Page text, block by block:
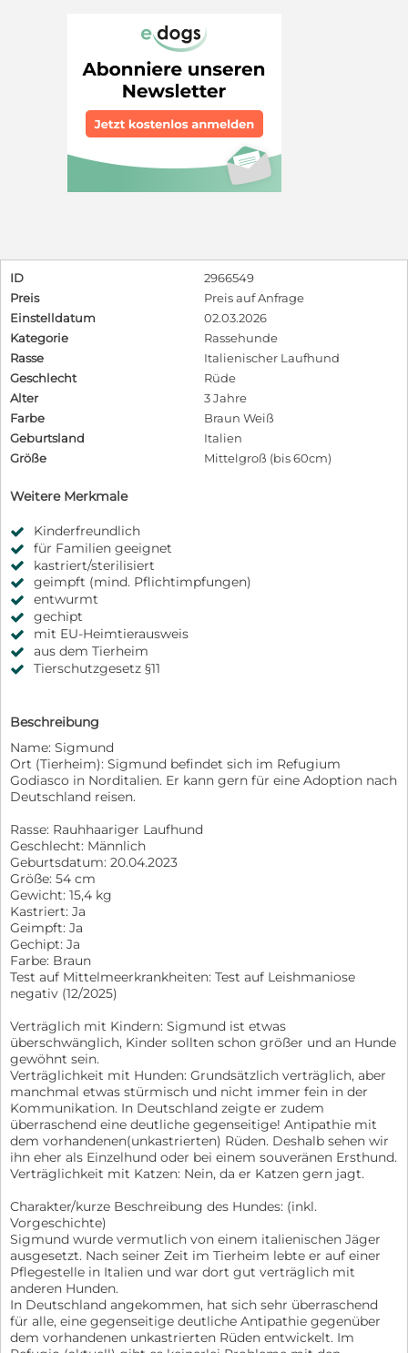
ID
2966549
Preis
Preis auf Anfrage
Einstelldatum
02.03.2026
Kategorie
Rassehunde
Rasse
Italienischer Laufhund
Geschlecht
Rüde
Alter
3 Jahre
Farbe
Braun Weiß
Geburtsland
Italien
Größe
Mittelgroß (bis 60cm)
Weitere Merkmale
Kinderfreundlich
für Familien geeignet
kastriert/sterilisiert
geimpft (mind. Pflichtimpfungen)
entwurmt
gechipt
mit EU-Heimtierausweis
aus dem Tierheim
Tierschutzgesetz §11
Beschreibung
Name: Sigmund
Ort (Tierheim): Sigmund befindet sich im Refugium
Godiasco in Norditalien. Er kann gern für eine Adoption nach
Deutschland reisen.
Rasse: Rauhhaariger Laufhund
Geschlecht: Männlich
Geburtsdatum: 20.04.2023
Größe: 54 cm
Gewicht: 15,4 kg
Kastriert: Ja
Geimpft: Ja
Gechipt: Ja
Farbe: Braun
Test auf Mittelmeerkrankheiten: Test auf Leishmaniose
negativ (12/2025)
Verträglich mit Kindern: Sigmund ist etwas
überschwänglich, Kinder sollten schon größer und an Hunde
gewöhnt sein.
Verträglichkeit mit Hunden: Grundsätzlich verträglich, aber
manchmal etwas stürmisch und nicht immer fein in der
Kommunikation. In Deutschland zeigte er zudem
überraschend eine deutliche gegenseitige! Antipathie mit
dem vorhandenen(unkastrierten) Rüden. Deshalb sehen wir
ihn eher als Einzelhund oder bei einem souveränen Ersthund.
Verträglichkeit mit Katzen: Nein, da er Katzen gern jagt.
Charakter/kurze Beschreibung des Hundes: (inkl.
Vorgeschichte)
Sigmund wurde vermutlich von einem italienischen Jäger
ausgesetzt. Nach seiner Zeit im Tierheim lebte er auf einer
Pflegestelle in Italien und war dort gut verträglich mit
anderen Hunden.
In Deutschland angekommen, hat sich sehr überraschend
für alle, eine gegenseitige deutliche Antipathie gegenüber
dem vorhandenen unkastrierten Rüden entwickelt. Im